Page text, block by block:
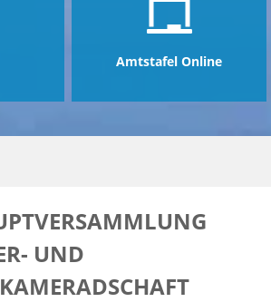
Amtstafel Online
UND